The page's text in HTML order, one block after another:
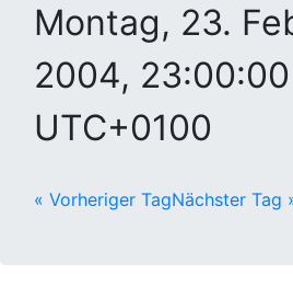
Montag, 23.
2004, 23:00:00
UTC+0100
« Vorheriger TagNächster Tag